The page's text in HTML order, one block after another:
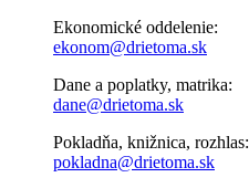
Ekonomické oddelenie:
ekonom@drietoma.sk
Dane a poplatky, matrika:
dane@drietoma.sk
Pokladňa, knižnica, rozhlas:
pokladna@drietoma.sk